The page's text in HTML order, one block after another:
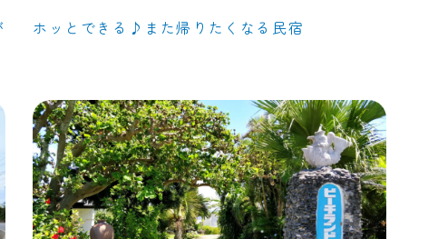
ホッとできる♪また帰りたくなる民宿